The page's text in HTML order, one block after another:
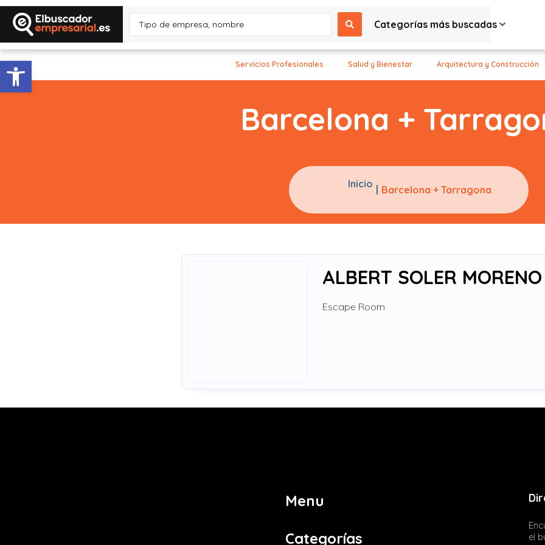
Abrir barra de herramientas
Categorías más buscadas
Servicios Profesionales Salud y Bienestar Arquitectura y Construcción
Barcelona +
Inicio Barcelona + Tarragona
ALBERT SOLER MORENO
Escape Room
Menu
Categorías
el